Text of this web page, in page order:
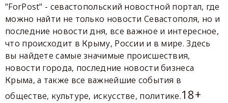
"ForPost" - севастопольский новостной портал, где
можно найти не только новости Севастополя, но и
последние новости дня, все важное и интересное,
что происходит в Крыму, России и в мире. Здесь
вы найдете самые значимые происшествия,
новости города, последние новости бизнеса
Крыма, а также все важнейшие события в
обществе, культуре, искусстве, политике.18+